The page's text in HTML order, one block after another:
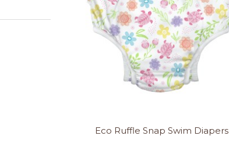
Eco Ruffle Snap Swim Diapers